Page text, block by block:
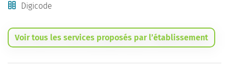
Digicode
Voir tous les services proposés par l’établissement